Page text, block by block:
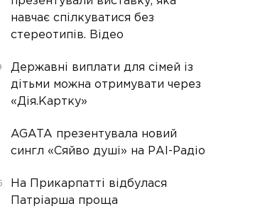
навчає спілкуватися без
стереотипів. Відео
Державні виплати для сімей із
дітьми можна отримувати через
«Дія.Картку»
AGATA презентувала новий
сингл «Сяйво душі» на РАІ-Радіо
На Прикарпатті відбулася
Патріарша проща